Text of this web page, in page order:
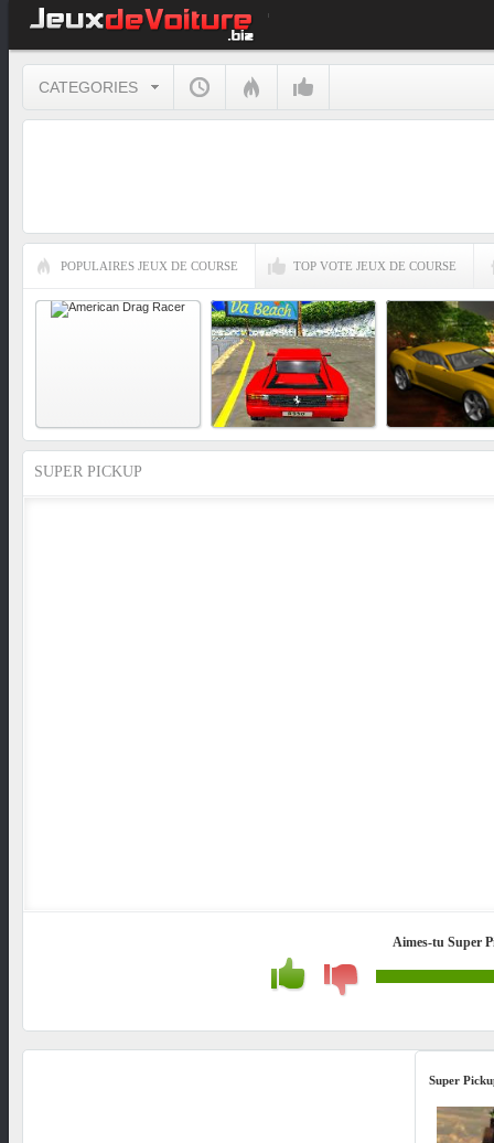
CATEGORIES
POPULAIRES JEUX DE COURSE TOP VOTE JEUX DE COURSE
SUPER PICKUP
Aimes-tu Super
Super